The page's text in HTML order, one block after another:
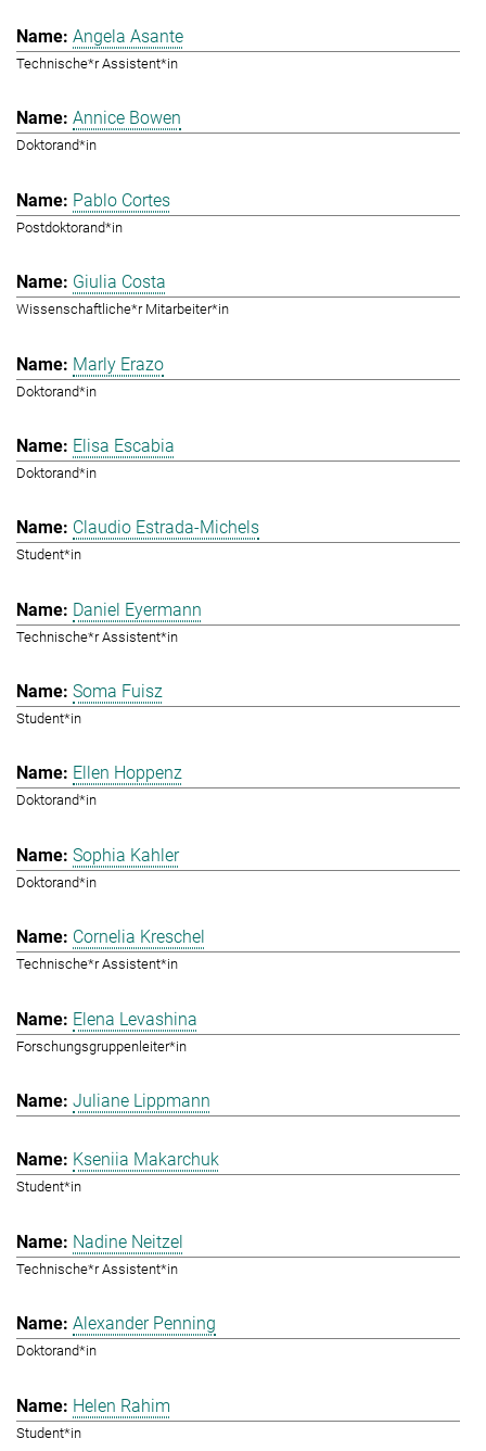
Angela Asante
Technische*r Assistent*in
Annice Bowen
Doktorand*in
Pablo Cortes
Postdoktorand*in
Giulia Costa
Wissenschaftliche*r Mitarbeiter*in
Marly Erazo
Doktorand*in
Elisa Escabia
Doktorand*in
Claudio Estrada-Michels
Student*in
Daniel Eyermann
Technische*r Assistent*in
Soma Fuisz
Student*in
Ellen Hoppenz
Doktorand*in
Sophia Kahler
Doktorand*in
Cornelia Kreschel
Technische*r Assistent*in
Elena Levashina
Forschungsgruppenleiter*in
Juliane Lippmann
Kseniia Makarchuk
Student*in
Nadine Neitzel
Technische*r Assistent*in
Alexander Penning
Doktorand*in
Helen Rahim
Student*in